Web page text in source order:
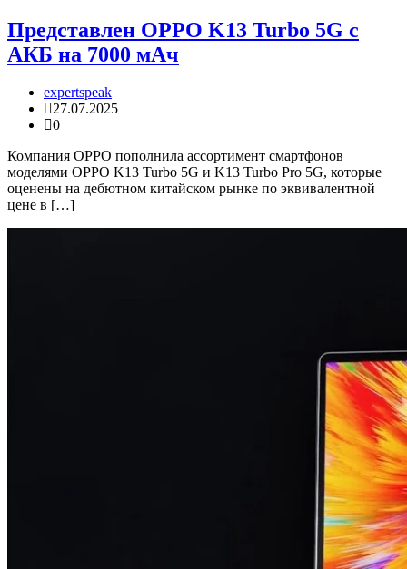
Представлен OPPO K13 Turbo 5G с
АКБ на 7000 мАч
expertspeak
27.07.2025
0
Компания OPPO пополнила ассортимент смартфонов
моделями OPPO K13 Turbo 5G и K13 Turbo Pro 5G, которые
оценены на дебютном китайском рынке по эквивалентной
цене в […]